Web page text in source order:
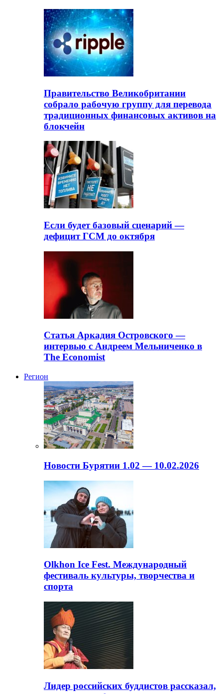
Правительство Великобритании
собрало рабочую группу для перевода
традиционных финансовых активов на
блокчейн
Если будет базовый сценарий —
дефицит ГСМ до октября
Статья Аркадия Островского —
интервью с Андреем Мельниченко в
The Economist
Регион
Новости Бурятии 1.02 — 10.02.2026
Olkhon Ice Fest. Международный
фестиваль культуры, творчества и
спорта
Лидер российских буддистов рассказал,